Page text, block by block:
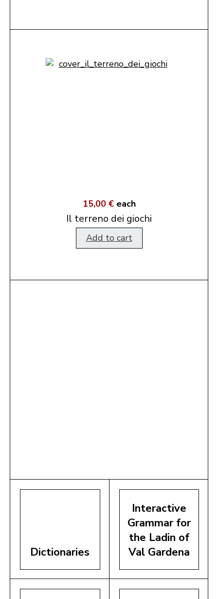
15,00 € each
Il terreno dei giochi
Add to cart
Dictionaries
Interactive
Grammar for
the Ladin of
Val Gardena